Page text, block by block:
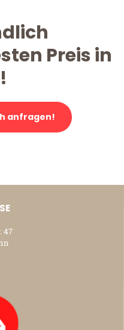
Preis in
anfragen!
47